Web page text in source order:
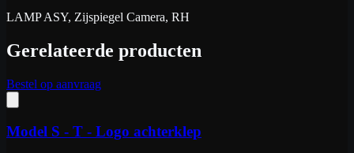
LAMP ASY, Zijspiegel Camera, RH
Gerelateerde producten
Bestel op aanvraag
Model S - T - Logo achterklep